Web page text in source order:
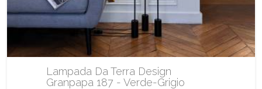
Lampada Da Terra Design
Granpapa 187 - Verde-Grigio